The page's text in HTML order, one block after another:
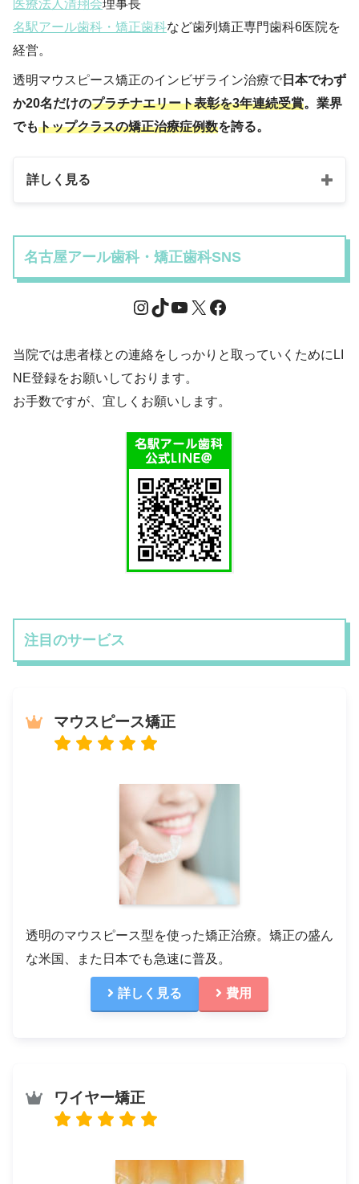
医療法人清翔会理事長
名駅アール歯科・矯正歯科など歯列矯正専門歯科6医院を
経営。
透明マウスピース矯正のインビザライン治療で 日本でわず
か20名だけのプラチナエリート表彰を3年連続受賞。業界
でもトップクラスの矯正治療症例数を誇る。
詳しく見る
名古屋アール歯科・矯正歯科SNS
当院では患者様との連絡をしっかりと取っていくためにLI
NE登録をお願いしております。
お手数ですが、宜しくお願いします。
注目のサービス
マウスピース矯正
透明のマウスピース型を使った矯正治療。矯正の盛ん
な米国、また日本でも急速に普及。
詳しく見る 費用
ワイヤー矯正